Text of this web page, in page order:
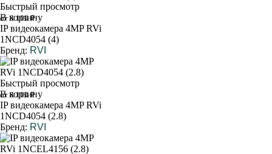
Быстрый просмотр
В корзину
от 8 100 ₽
IP видеокамера 4MP RVi
1NCD4054 (4)
Бренд: RVI
Быстрый просмотр
В корзину
от 8 100 ₽
IP видеокамера 4MP RVi
1NCD4054 (2.8)
Бренд: RVI